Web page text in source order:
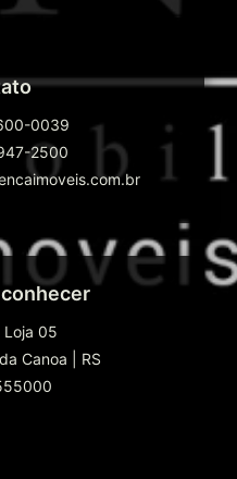
0039
2500
Loja 05
Canoa
RS